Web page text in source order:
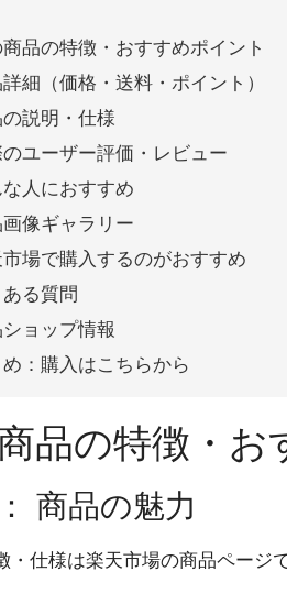
商品の特徴・おすすめポイント
細（価格・送料・ポイント）
説明・仕様
ユーザー評価・レビュー
な人におすすめ
像ギャラリー
場で購入するのがおすすめ
る質問
ョップ情報
め：購入はこちらから
品の特徴・
商品の魅力
・仕様は楽天市場の商品ページ